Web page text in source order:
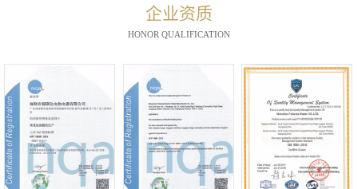
企业资质
HONOR QUALIFICATION